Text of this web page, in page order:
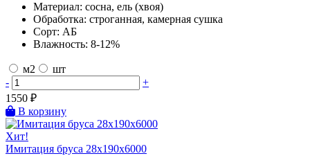
Материал: сосна, ель (хвоя)
Обработка: строганная, камерная сушка
Сорт: АБ
Влажность: 8-12%
м2
шт
-
+
1550 ₽
В корзину
Хит!
Имитация бруса 28х190х6000